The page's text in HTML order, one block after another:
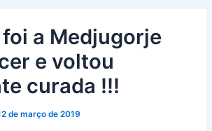
a Medjugorje
e voltou
curada !!!
de março de 2019